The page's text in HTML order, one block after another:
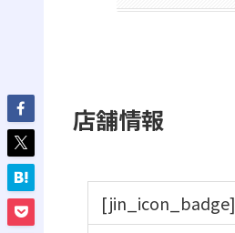
店舗情報
[jin_icon_badge]